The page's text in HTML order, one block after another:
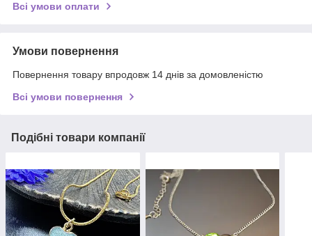
Всі умови оплати
Умови повернення
Повернення товару впродовж 14 днів за домовленістю
Всі умови повернення
Подібні товари компанії